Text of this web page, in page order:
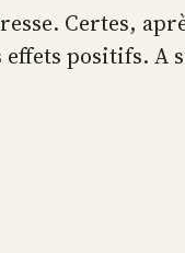
Certes,
effets positifs. A